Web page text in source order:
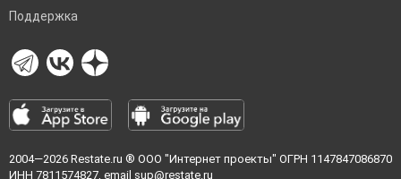
Поддержка
2004—2026 Restate.ru ® ООО "Интернет проекты" ОГРН 1147847086870
ИНН 7811574827, email sup@restate.ru